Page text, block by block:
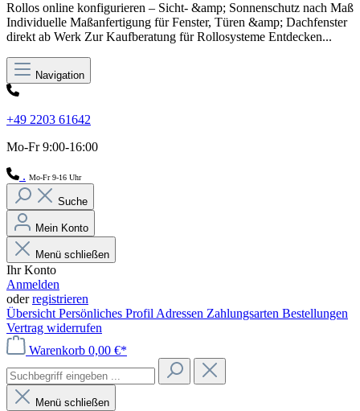
Rollos online konfigurieren – Sicht- &amp; Sonnenschutz nach Maß
Individuelle Maßanfertigung für Fenster, Türen &amp; Dachfenster
direkt ab Werk Zur Kaufberatung für Rollosysteme Entdecken...
Navigation
+49 2203 61642
Mo-Fr 9:00-16:00
. Mo-Fr 9-16 Uhr
Suche
Mein Konto
Menü schließen
Ihr Konto
Anmelden
oderregistrieren
Übersicht Persönliches Profil Adressen Zahlungsarten Bestellungen
Vertrag widerrufen
Warenkorb 0,00 €*
Menü schließen